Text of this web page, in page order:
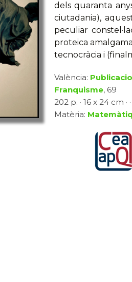
dels quaranta
ciutadania),
peculiar
proteica
tecnocràcia i
València:
Franquisme, 69
202 p. · 16 x 24 cm ·
Matèria: